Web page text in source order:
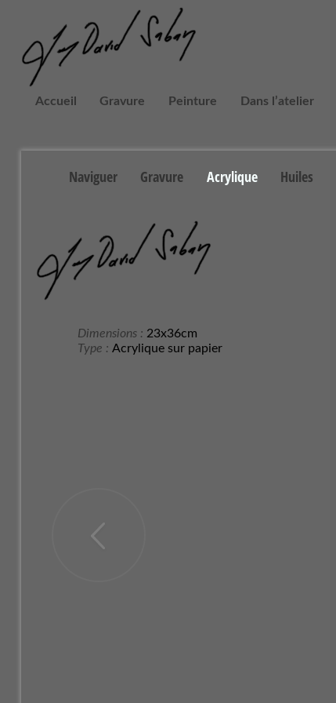
Accueil Gravure Peinture Dans l’atelier
Naviguer Gravure Acrylique Huiles
Dimensions : 23x36cm
Type : Acrylique sur papier